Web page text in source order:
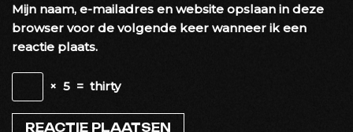
Mijn naam, e-mailadres en website opslaan in deze
browser voor de volgende keer wanneer ik een
reactie plaats.
× 5 = thirty